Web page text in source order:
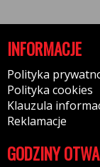
INFORMACJE
Polityka
Polityka cookies
Klauzula
Reklamacje
GODZINY